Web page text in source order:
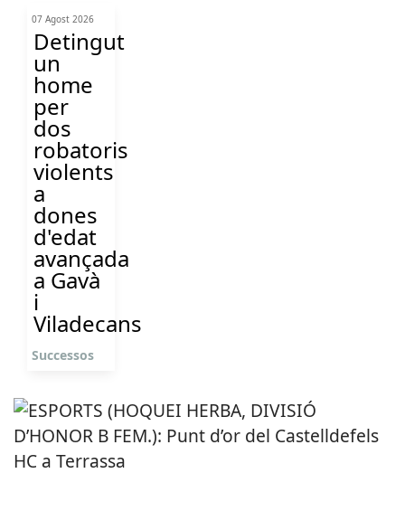
07 Agost 2026
Detingut
un
home
per
dos
robatoris
violents
a
dones
d'edat
avançada
a Gavà
i
Viladecans
Successos